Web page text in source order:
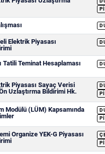
Elektrik Piyasası
Tatili Teminat Hesaplaması
Piyasası Sayaç Verisi
Uzlaştırma Bildirimi Hk.
Modülü (LÜM) Kapsamında
Organize YEK-G Piyasası